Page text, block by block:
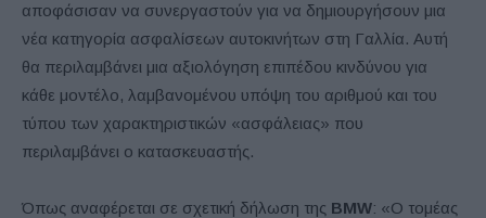
αποφάσισαν να συνεργαστούν για να δημιουργήσουν μια
νέα κατηγορία ασφαλίσεων αυτοκινήτων στη Γαλλία. Αυτή
θα περιλαμβάνει μια αξιολόγηση επιπέδου κινδύνου για
κάθε μοντέλο, λαμβανομένου υπόψη του αριθμού και του
τύπου των χαρακτηριστικών «ασφάλειας» που
περιλαμβάνει ο κατασκευαστής.
Όπως αναφέρεται σε σχετική δήλωση της BMW: «Ο τομέας